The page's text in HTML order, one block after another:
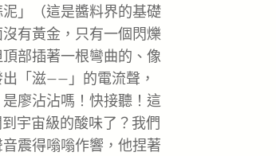
」（這是醬料界的基礎
有黃金，只有一個閃爍
部插著一根彎曲的、像
「滋——」的電流聲，
廖沾沾嗎！快接聽！這
宇宙級的酸味了？我們
震得嗡嗡作響，他捏著